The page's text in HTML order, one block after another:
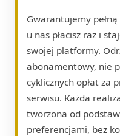
Gwarantujemy
u nas płacisz raz i
swojej platformy.
abonamentowy, nie
cyklicznych opłat za
serwisu. Każda
tworzona od
preferencjami, bez